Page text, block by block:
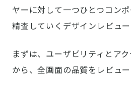
ヤーに対して一つひとつコン
精査していくデザインレビュー
まずは、ユーザビリティとア
から、全画面の品質をレビュー